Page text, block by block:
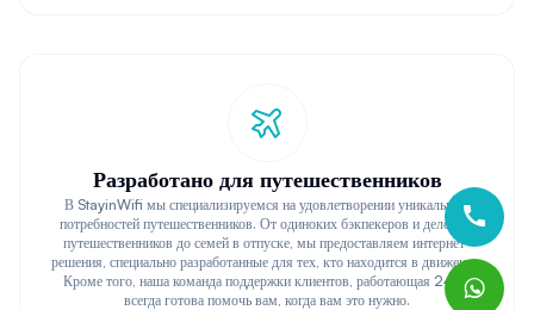
Разработано для путешественников
В StayinWifi мы специализируемся на удовлетворении уникальных
потребностей путешественников. От одиноких бэкпекеров и деловых
путешественников до семей в отпуске, мы предоставляем интернет-
решения, специально разработанные для тех, кто находится в движении.
Кроме того, наша команда поддержки клиентов, работающая 24/7,
всегда готова помочь вам, когда вам это нужно.